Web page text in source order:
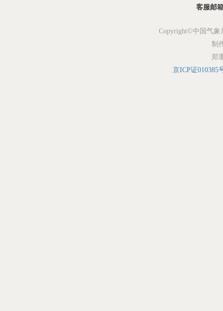
客服邮
Copyright©中国气象
制
郑
京ICP证010385